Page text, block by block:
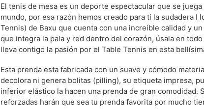
tu
carrito
de
compra
El tenis de mesa es un deporte espectacular que se
mundo, por esa razón hemos creado para ti la sudadera I
Tennis) de Baxu que cuenta con una increíble calidad y
que integra la pala y red dentro del corazón, úsala en
lleva contigo la pasión por el Table Tennis en esta
Esta prenda esta fabricada con un suave y cómodo
decolora ni genera bolitas (pilling), su etiqueta impresa,
inferior elástico la hacen una prenda de gran comodidad.
reforzadas harán que sea tu prenda favorita por mucho